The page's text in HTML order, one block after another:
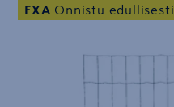
FXA Onnistu edullisesti